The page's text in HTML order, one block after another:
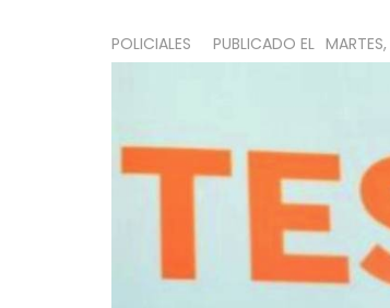
POLICIALES PUBLICADO EL